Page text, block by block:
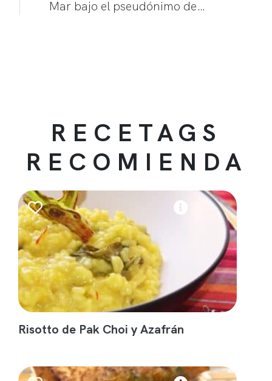
Mar bajo el pseudónimo de…
RECETAGS
RECOMIENDA
Risotto de Pak Choi y Azafrán